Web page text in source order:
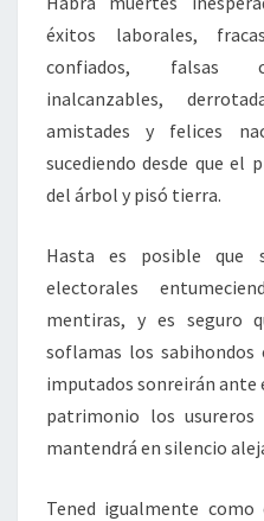
éxitos laborales,
confiados, falsas
inalcanzables,
amistades y felices
sucediendo desde que el
del árbol y pisó tierra.
Hasta es posible que
electorales
mentiras, y es seguro
soflamas los
imputados sonreirán ante
patrimonio los
mantendrá en silencio
Tened igualmente